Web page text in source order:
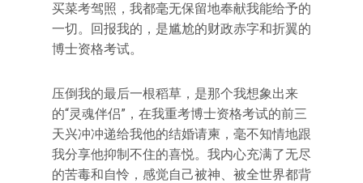
买菜考驾照，我都毫无保留地奉献我能给予的
一切。回报我的，是尴尬的财政赤字和折翼的
博士资格考试。
压倒我的最后一根稻草，是那个我想象出来
的“灵魂伴侣”，在我重考博士资格考试的前三
天兴冲冲递给我他的结婚请柬，毫不知情地跟
我分享他抑制不住的喜悦。我内心充满了无尽
的苦毒和自怜，感觉自己被神、被全世界都背